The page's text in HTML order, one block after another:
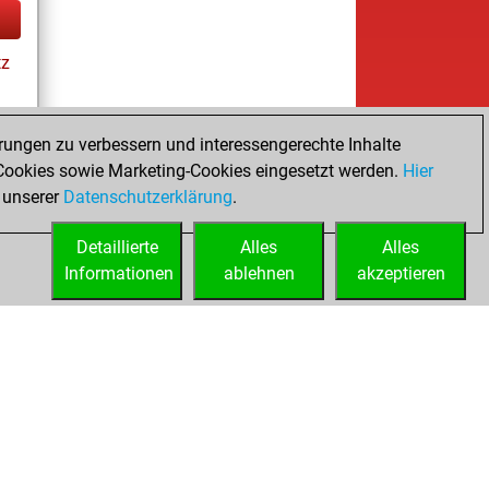
zu verbessern und interessengerechte Inhalte
sowie Marketing-Cookies eingesetzt werden. Hier
Datenschutzerklärung.
Alles
akzeptieren
Alles
ablehnen
Detaillierte
Informationen